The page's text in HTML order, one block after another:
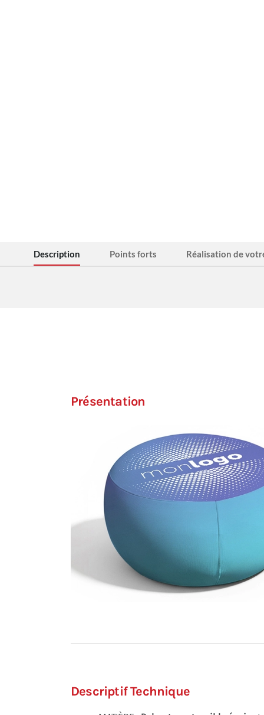
Description Points forts Réalisation de
Présentation
Descriptif Technique